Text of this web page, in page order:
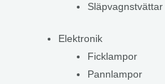
Släpvagnstvättar
Elektronik
Ficklampor
Pannlampor